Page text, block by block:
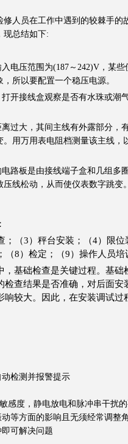
人员在工作中遇到的较棘手
现总结如下:
电压范围为(187～ 242)V，某些
所以要配置一个稳压电源。
开接线盒观察是否有水珠或潮
过大，其间主线有外露部分，
用万用表电阻档测量该主线
路板是由接线端子盒和几组多
线松动，从而使仪表数字跳变。
3）秤台安装；（4）限位
8）检定；（9）操作人员培
础检查是关键过程。基础
查结果是否准确，对后面安
响较大。因此，在安装调试
检测并报警提示
感度，静电放电和脉冲串干扰
等方面的影响且无须经常调整
即可解决问题